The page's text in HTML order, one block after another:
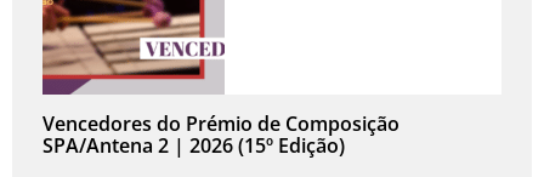
Vencedores do Prémio de Composição
SPA/Antena 2 | 2026 (15º Edição)